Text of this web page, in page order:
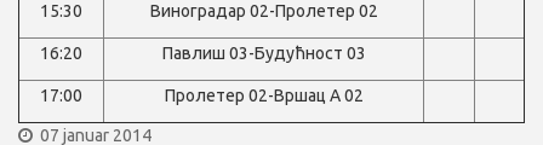
15:30 Виноградар 02-Пролетер 02
16:20 Павлиш 03-Будућност 03
17:00 Пролетер 02-Вршац А 02
07 januar 2014